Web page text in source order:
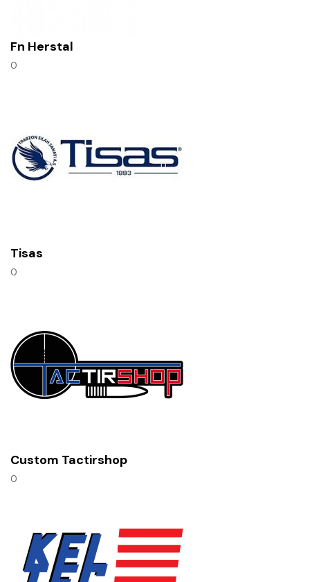
Fn Herstal
0
Tisas
0
Custom Tactirshop
0